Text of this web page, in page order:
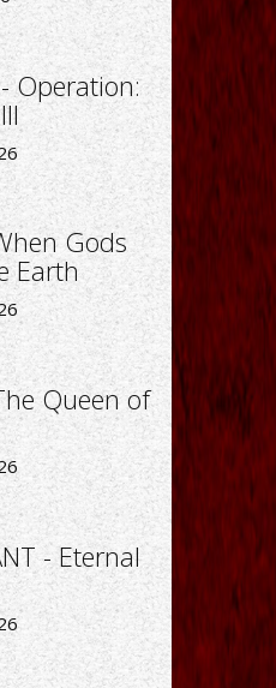
Operation:
Gods
Earth
Queen of
- Eternal